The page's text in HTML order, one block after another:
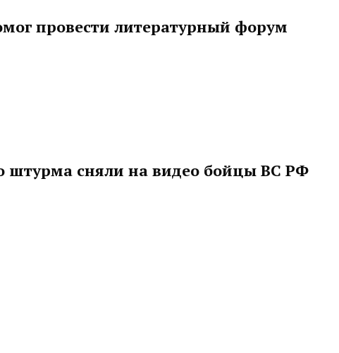
провести литературный форум
штурма сняли на видео бойцы ВС РФ